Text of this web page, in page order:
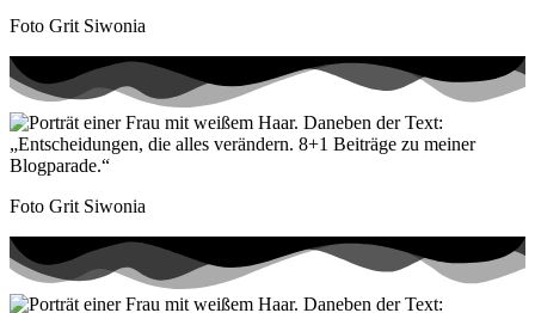
Foto Grit Siwonia
Foto Grit Siwonia